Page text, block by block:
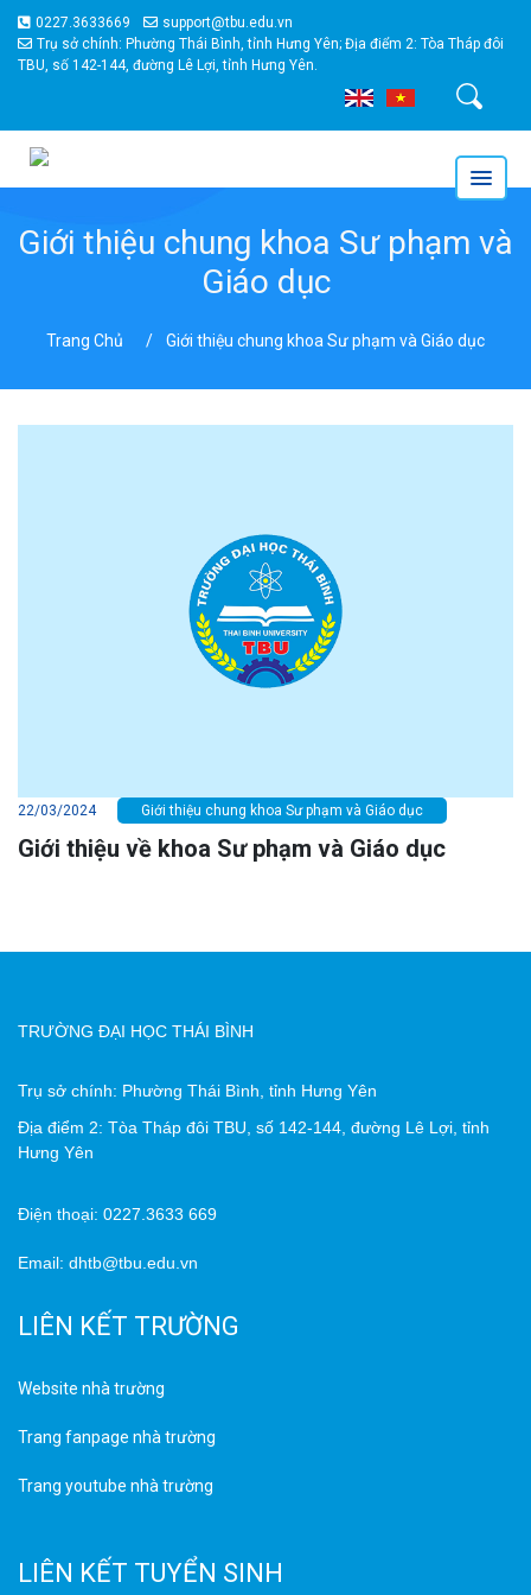
0227.3633669
support@tbu.edu.vn
Trụ sở chính: Phường Thái Bình, tỉnh Hưng Yên; Địa điểm 2: Tòa Tháp đôi
TBU, số 142-144, đường Lê Lợi, tỉnh Hưng Yên.
Tìm kiếm
Giới thiệu chung khoa Sư phạm và
Giáo dục
Trang Chủ Giới thiệu chung khoa Sư phạm và Giáo dục
22/03/2024 Giới thiệu chung khoa Sư phạm và Giáo dục
Giới thiệu về khoa Sư phạm và Giáo dục
TRƯỜNG ĐẠI HỌC THÁI BÌNH
Trụ sở chính: Phường Thái Bình, tỉnh Hưng Yên
Địa điểm 2: Tòa Tháp đôi TBU, số 142-144, đường Lê Lợi, tỉnh
Hưng Yên
Điện thoại: 0227.3633 669
Email: dhtb@tbu.edu.vn
LIÊN KẾT TRƯỜNG
Website nhà trường
Trang fanpage nhà trường
Trang youtube nhà trường
LIÊN KẾT TUYỂN SINH